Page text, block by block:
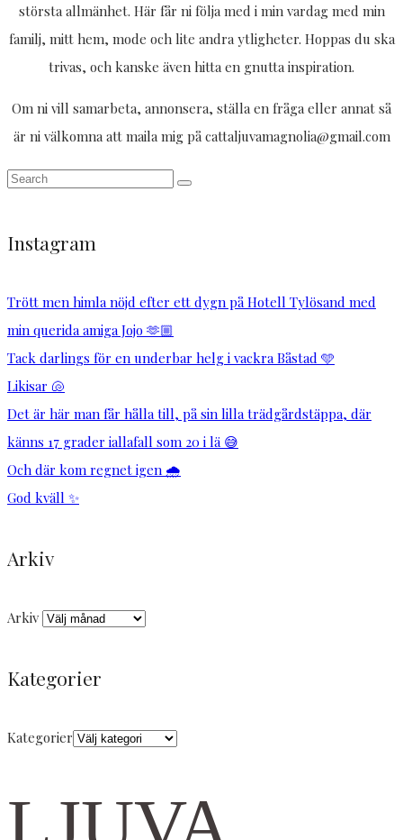
största allmänhet. Här får ni följa med i min vardag med min
familj, mitt hem, mode och lite andra ytligheter. Hoppas du ska
trivas, och kanske även hitta en gnutta inspiration.
Om ni vill samarbeta, annonsera, ställa en fråga eller annat så
är ni välkomna att maila mig på cattaljuvamagnolia@gmail.com
Instagram
Trött men himla nöjd efter ett dygn på Hotell Tylösand med
min querida amiga Jojo 🫶🏼
Tack darlings för en underbar helg i vackra Båstad 🩵
Likisar 🐚
Det är här man får hålla till, på sin lilla trädgårdstäppa, där
känns 17 grader iallafall som 20 i lä 😅
Och där kom regnet igen 🌧️
God kväll ✨
Arkiv
Arkiv
Kategorier
Kategorier